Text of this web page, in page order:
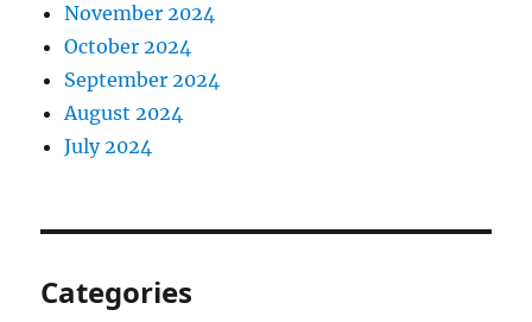
November 2024
October 2024
September 2024
August 2024
July 2024
Categories